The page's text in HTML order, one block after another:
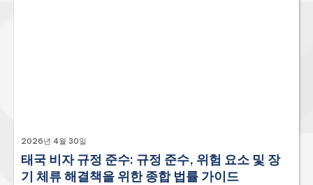
2026년 4월 30일
태국 비자 규정 준수: 규정 준수, 위험 요소 및 장
기 체류 해결책을 위한 종합 법률 가이드